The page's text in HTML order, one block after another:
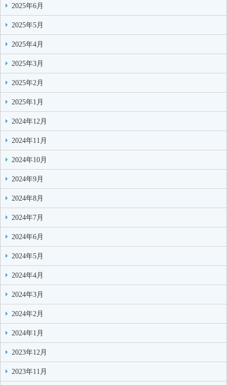
2025年6月
2025年5月
2025年4月
2025年3月
2025年2月
2025年1月
2024年12月
2024年11月
2024年10月
2024年9月
2024年8月
2024年7月
2024年6月
2024年5月
2024年4月
2024年3月
2024年2月
2024年1月
2023年12月
2023年11月